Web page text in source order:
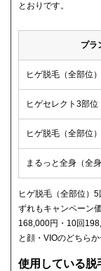
とおりです。
プラ
ヒゲ脱毛（全部位
ヒゲセレクト3部位
ヒゲ脱毛（全部位）
まるっと全身（全
ヒゲ脱毛（全部位）
ずれもキャンペーン
168,000円・10回
と顔・VIOのどちら
使用している脱